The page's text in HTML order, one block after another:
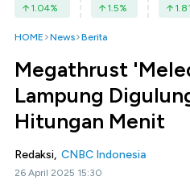
1.04% 1.5% 1.81
HOME News Berita
Megathrust
Lampung
Hitungan Menit
Redaksi, CNBC Indonesia
26 April 2025 15:30